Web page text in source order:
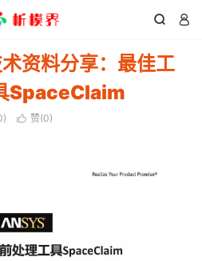
 
资料分享：最佳工
SpaceClaim
 赞(0)